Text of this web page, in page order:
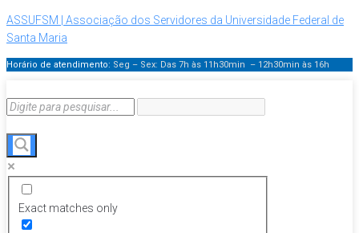
ASSUFSM | Associação dos Servidores da Universidade Federal de
Santa Maria
Horário de atendimento: Seg – Sex: Das 7h às 11h30min – 12h30min às 16h
Exact matches only